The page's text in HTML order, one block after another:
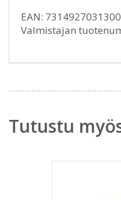
EAN: 7314927031300
Valmistajan
Tutustu